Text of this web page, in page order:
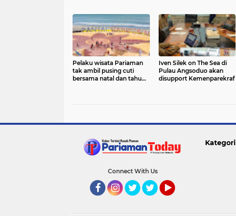
Pelaku wisata Pariaman
tak ambil pusing cuti
bersama natal dan tahun
Iven Silek on The Sea di
Pulau Angsoduo akan
disupport Kemenparekraf
Connect With Us
Kategori